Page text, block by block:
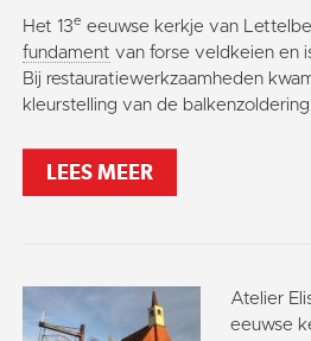
Het 13e eeuwse kerkje van
fundament van forse veldkeien en
Bij restauratiewerkzaamheden
kleurstelling van de
LEES MEER
Atelier
eeuwse